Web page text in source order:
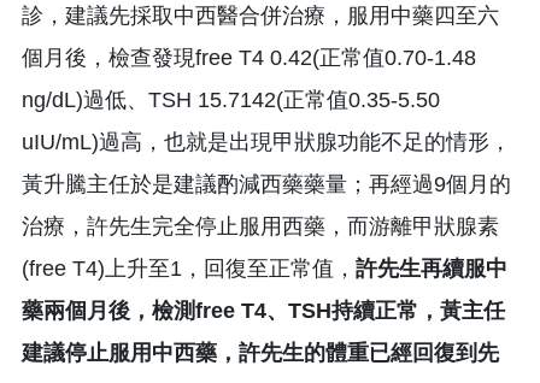
診，建議先採取中西醫合併治療，服用中藥四至六
個月後，檢查發現free T4 0.42(正常值0.70-1.48
ng/dL)過低、TSH 15.7142(正常值0.35-5.50
uIU/mL)過高，也就是出現甲狀腺功能不足的情形，
黃升騰主任於是建議酌減西藥藥量；再經過9個月的
治療，許先生完全停止服用西藥，而游離甲狀腺素
(free T4)上升至1，回復至正常值， 許先生再續服中
藥兩個月後，檢測free T4、TSH持續正常，黃主任
建議停止服用中西藥，許先生的體重已經回復到先